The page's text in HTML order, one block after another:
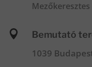
Mezőkeresztes
 Bemutató
1039